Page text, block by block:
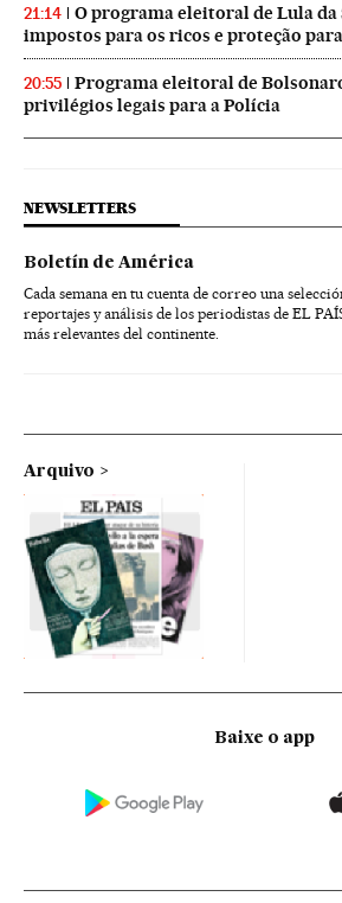
21:14
O programa eleitoral de Lula da
impostos para os ricos e proteção
20:55
Programa eleitoral de
privilégios legais para a Polícia
NEWSLETTERS
Boletín de América
Cada semana en tu cuenta de correo una
reportajes y análisis de los periodistas de EL
más relevantes del continente.
Arquivo
Baixe o app